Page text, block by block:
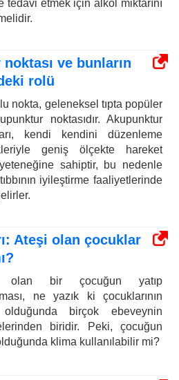
tedavi etmek için alkol miktarını
ve bunların
rolü
nokta, geleneksel tıpta popüler
noktasıdır. Akupunktur
kendi kendini düzenleme
geniş ölçekte hareket
sahiptir, bu nedenle
iyileştirme faaliyetlerinde
Ateşi olan çocuklar
olan bir çocuğun yatıp
ne yazık ki çocuklarının
birçok ebeveynin
biridir. Peki, çocuğun
klima kullanılabilir mi?